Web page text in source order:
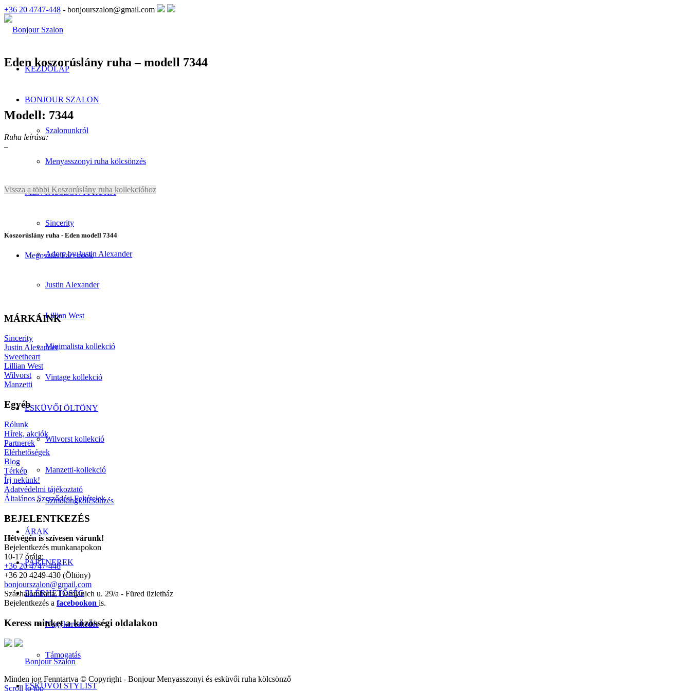
+36 20 4747-448 - bonjourszalon@gmail.com
KEZDŐLAP
BONJOUR SZALON
Szalonunkról
Menyasszonyi ruha kölcsönzés
MENYASSZONYI RUHA
Sincerity
Adore by Justin Alexander
Justin Alexander
Lillian West
Minimalista kollekció
Vintage kollekció
ESKÜVŐI ÖLTÖNY
Wilvorst kollekció
Manzetti-kollekció
Szmokingkölcsönzés
ÁRAK
PARTNEREK
ELÉRHETŐSÉG
Nagykereskedés
Támogatás
ESKÜVŐI STYLIST
Eden koszorúslány ruha – modell 7344
Modell: 7344
Ruha leírása:
–
Vissza a többi Koszorúslány ruha kollekcióhoz
Koszorúslány ruha - Eden modell 7344
Megosztás Facebook
MÁRKÁINK
Sincerity
Justin Alexander
Sweetheart
Lillian West
Wilvorst
Manzetti
Egyéb
Rólunk
Hírek, akciók
Partnerek
Elérhetőségek
Blog
Térkép
Írj nekünk!
Adatvédelmi tájékoztató
Általános Szerződési Feltételek
BEJELENTKEZÉS
Hétvégén is szívesen várunk!
Bejelentkezés munkanapokon
10-17 óráig:
+36 20 4747-448
+36 20 4249-430 (Öltöny)
bonjourszalon@gmail.com
Százhalombatta, Damjanich u. 29/a - Füred üzletház
Bejelentkezés a facebookon is.
Keress minket a közösségi oldalakon
Bonjour Szalon
Minden jog Fenntartva © Copyright - Bonjour Menyasszonyi és esküvői ruha kölcsönző
Scroll to top